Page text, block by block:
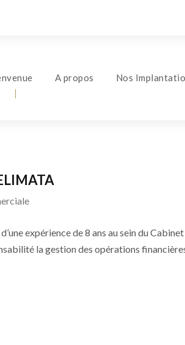
A propos Nos
expérience de 8 ans au sein du
la gestion des opérations financières